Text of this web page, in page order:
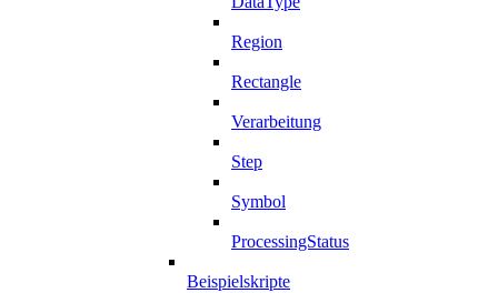
Region
Rectangle
Verarbeitung
Step
Symbol
ProcessingStatus
Beispielskripte